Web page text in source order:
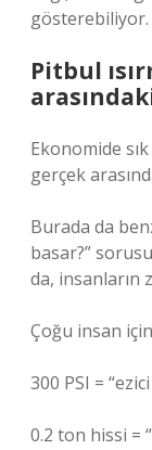
gösterebiliyor.
Pitbul
Ekonomide
gerçek
Burada da
basar?”
da, insanların
Çoğu insan
300 PSI =
0.2 ton hissi =